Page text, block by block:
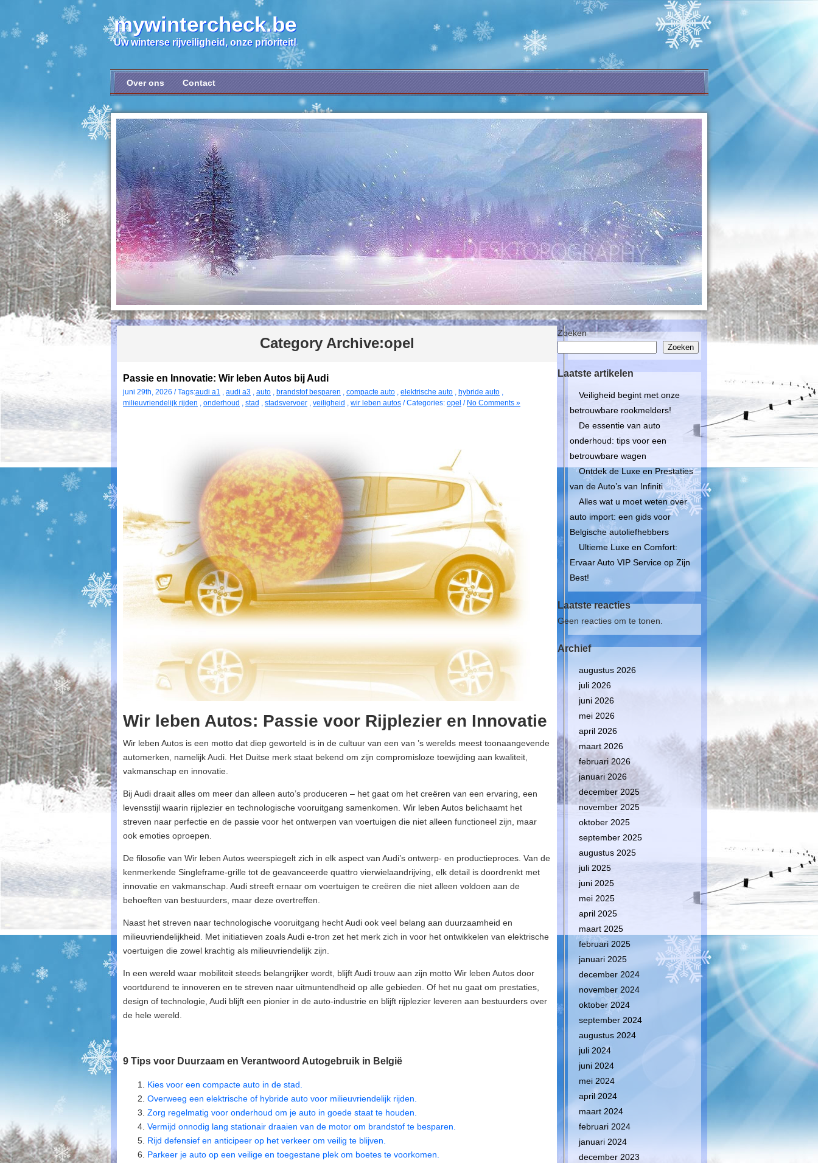
mywintercheck.be
Uw winterse rijveiligheid, onze prioriteit!
Over ons Contact
Category Archive:opel
Passie en Innovatie: Wir leben Autos bij Audi
juni 29th, 2026 / Tags:audi a1 , audi a3 , auto , brandstof besparen , compacte auto , elektrische auto , hybride auto ,
milieuvriendelijk rijden , onderhoud , stad , stadsvervoer , veiligheid , wir leben autos / Categories: opel / No Comments »
Wir leben Autos: Passie voor Rijplezier en Innovatie
Wir leben Autos is een motto dat diep geworteld is in de cultuur van een van ’s werelds meest toonaangevende
automerken, namelijk Audi. Het Duitse merk staat bekend om zijn compromisloze toewijding aan kwaliteit,
vakmanschap en innovatie.
Bij Audi draait alles om meer dan alleen auto’s produceren – het gaat om het creëren van een ervaring, een
levensstijl waarin rijplezier en technologische vooruitgang samenkomen. Wir leben Autos belichaamt het
streven naar perfectie en de passie voor het ontwerpen van voertuigen die niet alleen functioneel zijn, maar
ook emoties oproepen.
De filosofie van Wir leben Autos weerspiegelt zich in elk aspect van Audi’s ontwerp- en productieproces. Van de
kenmerkende Singleframe-grille tot de geavanceerde quattro vierwielaandrijving, elk detail is doordrenkt met
innovatie en vakmanschap. Audi streeft ernaar om voertuigen te creëren die niet alleen voldoen aan de
behoeften van bestuurders, maar deze overtreffen.
Naast het streven naar technologische vooruitgang hecht Audi ook veel belang aan duurzaamheid en
milieuvriendelijkheid. Met initiatieven zoals Audi e-tron zet het merk zich in voor het ontwikkelen van elektrische
voertuigen die zowel krachtig als milieuvriendelijk zijn.
In een wereld waar mobiliteit steeds belangrijker wordt, blijft Audi trouw aan zijn motto Wir leben Autos door
voortdurend te innoveren en te streven naar uitmuntendheid op alle gebieden. Of het nu gaat om prestaties,
design of technologie, Audi blijft een pionier in de auto-industrie en blijft rijplezier leveren aan bestuurders over
de hele wereld.
9 Tips voor Duurzaam en Verantwoord Autogebruik in België
Kies voor een compacte auto in de stad.
Overweeg een elektrische of hybride auto voor milieuvriendelijk rijden.
Zorg regelmatig voor onderhoud om je auto in goede staat te houden.
Vermijd onnodig lang stationair draaien van de motor om brandstof te besparen.
Rijd defensief en anticipeer op het verkeer om veilig te blijven.
Parkeer je auto op een veilige en toegestane plek om boetes te voorkomen.
Zoeken
Zoeken
Laatste artikelen
Veiligheid begint met onze
betrouwbare rookmelders!
De essentie van auto
onderhoud: tips voor een
betrouwbare wagen
Ontdek de Luxe en Prestaties
van de Auto’s van Infiniti
Alles wat u moet weten over
auto import: een gids voor
Belgische autoliefhebbers
Ultieme Luxe en Comfort:
Ervaar Auto VIP Service op Zijn
Best!
Laatste reacties
Geen reacties om te tonen.
Archief
augustus 2026
juli 2026
juni 2026
mei 2026
april 2026
maart 2026
februari 2026
januari 2026
december 2025
november 2025
oktober 2025
september 2025
augustus 2025
juli 2025
juni 2025
mei 2025
april 2025
maart 2025
februari 2025
januari 2025
december 2024
november 2024
oktober 2024
september 2024
augustus 2024
juli 2024
juni 2024
mei 2024
april 2024
maart 2024
februari 2024
januari 2024
december 2023